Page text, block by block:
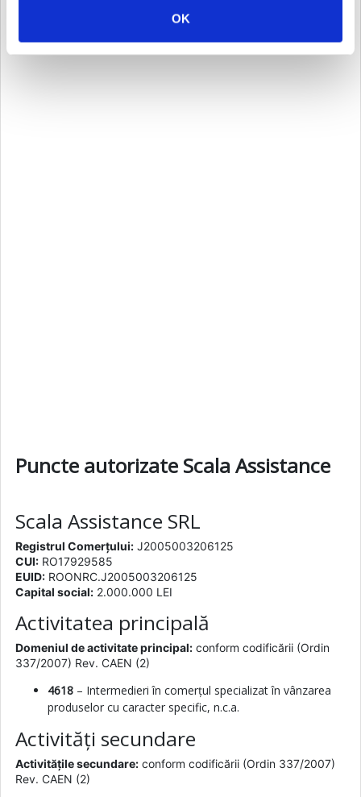
OK
Puncte autorizate Scala Assistance
Scala Assistance SRL
Registrul Comerțului:J2005003206125
CUI:RO17929585
EUID:ROONRC.J2005003206125
Capital social:2.000.000 LEI
Activitatea principală
Domeniul de activitate principal:conform codificării (Ordin
337/2007) Rev. CAEN (2)
4618– Intermedieri în comerțul specializat în vânzarea
produselor cu caracter specific, n.c.a.
Activități secundare
Activitățile secundare:conform codificării (Ordin 337/2007)
Rev. CAEN (2)